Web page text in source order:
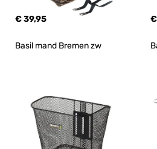
€ 39,95
Basil mand Bremen zw